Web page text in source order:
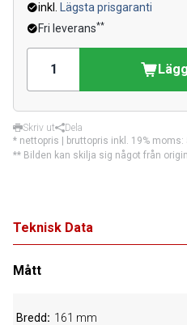
inkl.
Lägsta prisgaranti
Fri leverans**
Skriv ut
Dela
* nettopris | bruttopris inkl. 19% moms:
** Bilden kan skilja sig något från
Teknisk Data
Mått
Bredd 161 mm